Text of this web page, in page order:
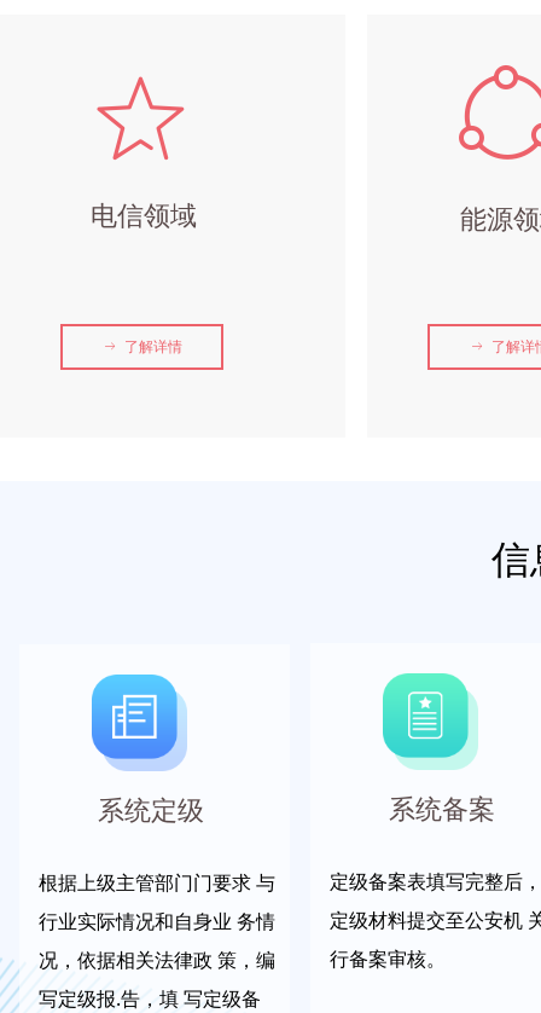
电信领域
ꁹ 了解详情
ꄃ
能源
ꁹ 了解详
定级备案表填写完整后
定级材料提交至公安机
行备案审核。
系统备案
根据上级主管部门门要求 与
行业实际情况和自身业 务情
况，依据相关法律政 策，编
写定级报.告，填 写定级备
系统定级
信